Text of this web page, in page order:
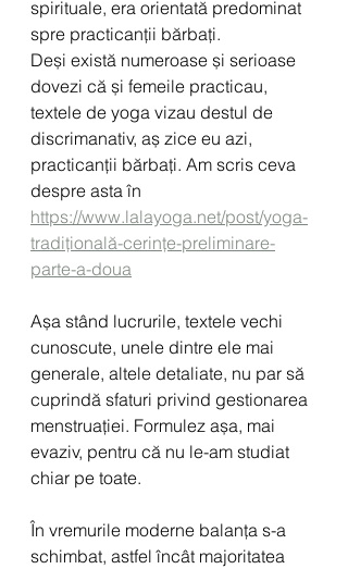
spirituale, era orientată predominat
spre practicanții bărbați.
Deși există numeroase și serioase
dovezi că și femeile practicau,
textele de yoga vizau destul de
discrimanativ, aș zice eu azi,
practicanții bărbați. Am scris ceva
despre asta în
https://www.lalayoga.net/post/yoga-
tradițională-cerințe-preliminare-
parte-a-doua
Așa stând lucrurile, textele vechi
cunoscute, unele dintre ele mai
generale, altele detaliate, nu par să
cuprindă sfaturi privind gestionarea
menstruației. Formulez așa, mai
evaziv, pentru că nu le-am studiat
chiar pe toate.
În vremurile moderne balanța s-a
schimbat, astfel încât majoritatea